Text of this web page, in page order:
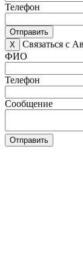
Телефон
Отправить
X
Связаться с
ФИО
Телефон
Сообщение
Отправить